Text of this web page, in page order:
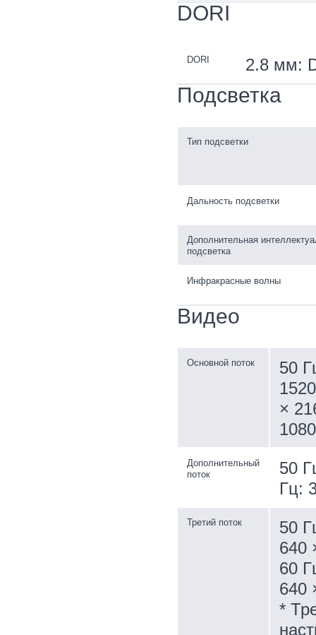
DORI
DORI 2.8 мм:
Подсветка
Тип подсветки
Дальность подсветки
Дополнительная
подсветка
Инфракрасные волны
Видео
Основной поток
50
×
Дополнительный
поток
50
Гц:
Третий поток
50
640
60
640
*